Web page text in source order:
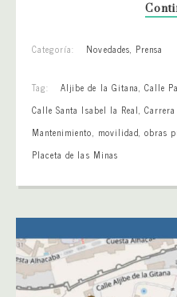
Categoría: Novedades, Prensa
Tag: Aljibe de la Gitana,Calle
Calle Santa Isabel la Real,
Mantenimiento, movilidad,obras
Placeta de las Minas